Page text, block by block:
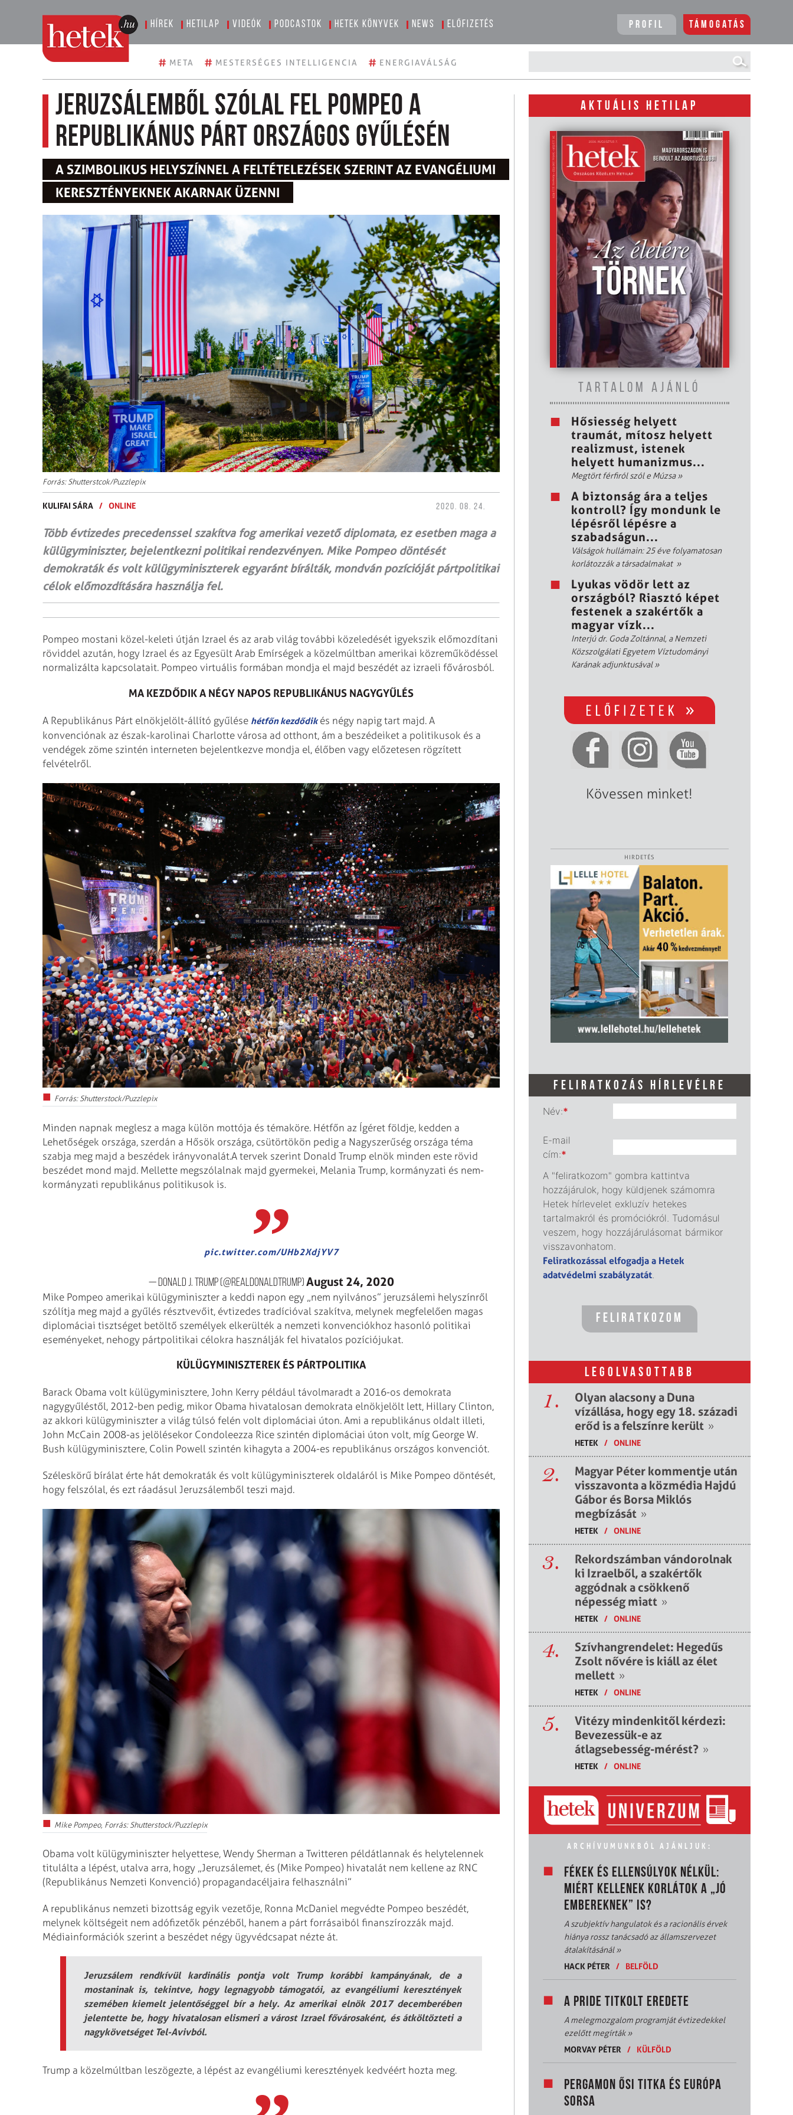
Hírek Hetilap Videók Podcastok Hetek könyvek News Előfizetés Profil Támogatás
# META # MESTERSÉGES INTELLIGENCIA # ENERGIAVÁLSÁG
Jeruzsálemből szólal fel Pompeo a
Republikánus Párt országos gyűlésén
A SZIMBOLIKUS HELYSZÍNNEL A FELTÉTELEZÉSEK SZERINT AZ EVANGÉLIUMI
KERESZTÉNYEKNEK AKARNAK ÜZENNI
Forrás: Shutterstcok/Puzzlepix
KULIFAI SÁRA / ONLINE 2020. 08. 24.
Több évtizedes precedenssel szakítva fog amerikai vezető diplomata, ez esetben maga a
külügyminiszter, bejelentkezni politikai rendezvényen. Mike Pompeo döntését
demokraták és volt külügyminiszterek egyaránt bírálták, mondván pozícióját pártpolitikai
célok előmozdítására használja fel.
Pompeo mostani közel-keleti útján Izrael és az arab világ további közeledését igyekszik előmozdítani
röviddel azután, hogy Izrael és az Egyesült Arab Emírségek a közelmúltban amerikai közreműködéssel
normalizálta kapcsolatait. Pompeo virtuális formában mondja el majd beszédét az izraeli fővárosból.
MA KEZDŐDIK A NÉGY NAPOS REPUBLIKÁNUS NAGYGYŰLÉS
A Republikánus Párt elnökjelölt-állító gyűlése hétfőn kezdődikés négy napig tart majd. A
konvenciónak az észak-karolinai Charlotte városa ad otthont, ám a beszédeiket a politikusok és a
vendégek zöme szintén interneten bejelentkezve mondja el, élőben vagy előzetesen rögzített
felvételről.
Forrás: Shutterstock/Puzzlepix
Minden napnak meglesz a maga külön mottója és témaköre. Hétfőn az Ígéret földje, kedden a
Lehetőségek országa, szerdán a Hősök országa, csütörtökön pedig a Nagyszerűség országa téma
szabja meg majd a beszédek irányvonalát.A tervek szerint Donald Trump elnök minden este rövid
beszédet mond majd. Mellette megszólalnak majd gyermekei, Melania Trump, kormányzati és nem-
kormányzati republikánus politikusok is.
pic.twitter.com/UHb2XdjYV7
— Donald J. Trump (@realDonaldTrump) August 24, 2020
Mike Pompeo amerikai külügyminiszter a keddi napon egy „nem nyilvános” jeruzsálemi helyszínről
szólítja meg majd a gyűlés résztvevőit, évtizedes tradícióval szakítva, melynek megfelelően magas
diplomáciai tisztséget betöltő személyek elkerülték a nemzeti konvenciókhoz hasonló politikai
eseményeket, nehogy pártpolitikai célokra használják fel hivatalos pozíciójukat.
KÜLÜGYMINISZTEREK ÉS PÁRTPOLITIKA
Barack Obama volt külügyminisztere, John Kerry például távolmaradt a 2016-os demokrata
nagygyűléstől, 2012-ben pedig, mikor Obama hivatalosan demokrata elnökjelölt lett, Hillary Clinton,
az akkori külügyminiszter a világ túlsó felén volt diplomáciai úton. Ami a republikánus oldalt illeti,
John McCain 2008-as jelölésekor Condoleezza Rice szintén diplomáciai úton volt, míg George W.
Bush külügyminisztere, Colin Powell szintén kihagyta a 2004-es republikánus országos konvenciót.
Széleskörű bírálat érte hát demokraták és volt külügyminiszterek oldaláról is Mike Pompeo döntését,
hogy felszólal, és ezt ráadásul Jeruzsálemből teszi majd.
Mike Pompeo, Forrás: Shutterstock/Puzzlepix
Obama volt külügyminiszter helyettese, Wendy Sherman a Twitteren példátlannak és helytelennek
titulálta a lépést, utalva arra, hogy „Jeruzsálemet, és (Mike Pompeo) hivatalát nem kellene az RNC
(Republikánus Nemzeti Konvenció) propagandacéljaira felhasználni”
A republikánus nemzeti bizottság egyik vezetője, Ronna McDaniel megvédte Pompeo beszédét,
melynek költségeit nem adófizetők pénzéből, hanem a párt forrásaiból finanszírozzák majd.
Médiainformációk szerint a beszédet négy ügyvédcsapat nézte át.
Jeruzsálem rendkívül kardinális pontja volt Trump korábbi kampányának, de a
mostaninak is, tekintve, hogy legnagyobb támogatói, az evangéliumi keresztények
szemében kiemelt jelentőséggel bír a hely. Az amerikai elnök 2017 decemberében
jelentette be, hogy hivatalosan elismeri a várost Izrael fővárosaként, és átköltözteti a
nagykövetséget Tel-Avivból.
Trump a közelmúltban leszögezte, a lépést az evangéliumi keresztények kedvéért hozta meg.
AKTUÁLIS HETILAP
TARTALOM AJÁNLÓ
Hősiesség helyett
traumát, mítosz helyett
realizmust, istenek
helyett humanizmus...
Megtört férfiról szól e Múzsa»
A biztonság ára a teljes
kontroll? Így mondunk le
lépésről lépésre a
szabadságun...
Válságok hullámain: 25 éve folyamatosan
korlátozzák a társadalmakat »
Lyukas vödör lett az
országból? Riasztó képet
festenek a szakértők a
magyar vízk...
Interjú dr. Goda Zoltánnal, a Nemzeti
Közszolgálati Egyetem Víztudományi
Karának adjunktusával»
Kövessen minket!
HIRDETÉS
FELIRATKOZÁS HÍRLEVÉLRE
Név:*
E-mail
cím:*
A "feliratkozom" gombra kattintva
hozzájárulok, hogy küldjenek számomra
Hetek hírlevelet exkluzív hetekes
tartalmakról és promóciókról. Tudomásul
veszem, hogy hozzájárulásomat bármikor
visszavonhatom.
Feliratkozással elfogadja a Hetek
adatvédelmi szabályzatát
LEGOLVASOTTABB
1.
Olyan alacsony a Duna
vízállása, hogy egy 18. századi
erőd is a felszínre került »
HETEK / ONLINE
2.
Magyar Péter kommentje után
visszavonta a közmédia Hajdú
Gábor és Borsa Miklós
megbízását »
HETEK / ONLINE
3.
Rekordszámban vándorolnak
ki Izraelből, a szakértők
aggódnak a csökkenő
népesség miatt »
HETEK / ONLINE
4.
Szívhangrendelet: Hegedűs
Zsolt nővére is kiáll az élet
mellett »
HETEK / ONLINE
5.
Vitézy mindenkitől kérdezi:
Bevezessük-e az
átlagsebesség-mérést? »
HETEK / ONLINE
ARCHÍVUMUNKBÓL AJÁNLJUK:
FÉKEK ÉS ELLENSÚLYOK NÉLKÜL:
MIÉRT KELLENEK KORLÁTOK A „JÓ
EMBEREKNEK” IS?
A szubjektív hangulatok és a racionális érvek
hiánya rossz tanácsadó az államszervezet
átalakításánál»
HACK PÉTER
/ BELFÖLD
A PRIDE TITKOLT EREDETE
A melegmozgalom programját évtizedekkel
ezelőtt megírták»
MORVAY PÉTER
/ KÜLFÖLD
PERGAMON ŐSI TITKA ÉS EURÓPA
SORSA